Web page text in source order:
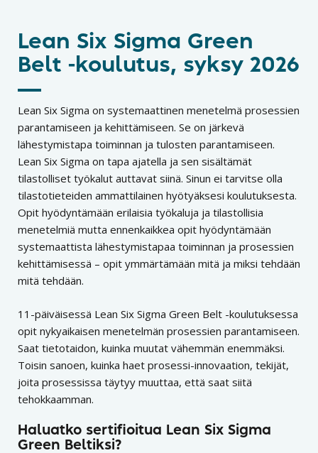
Lean Six Sigma Green
Belt -koulutus, syksy 2026
Lean Six Sigma on systemaattinen menetelmä prosessien
parantamiseen ja kehittämiseen. Se on järkevä
lähestymistapa toiminnan ja tulosten parantamiseen.
Lean Six Sigma on tapa ajatella ja sen sisältämät
tilastolliset työkalut auttavat siinä. Sinun ei tarvitse olla
tilastotieteiden ammattilainen hyötyäksesi koulutuksesta.
Opit hyödyntämään erilaisia työkaluja ja tilastollisia
menetelmiä mutta ennenkaikkea opit hyödyntämään
systemaattista lähestymistapaa toiminnan ja prosessien
kehittämisessä – opit ymmärtämään mitä ja miksi tehdään
mitä tehdään.
11-päiväisessä Lean Six Sigma Green Belt -koulutuksessa
opit nykyaikaisen menetelmän prosessien parantamiseen.
Saat tietotaidon, kuinka muutat vähemmän enemmäksi.
Toisin sanoen, kuinka haet prosessi-innovaation, tekijät,
joita prosessissa täytyy muuttaa, että saat siitä
tehokkaamman.
Haluatko sertifioitua Lean Six Sigma
Green Beltiksi?